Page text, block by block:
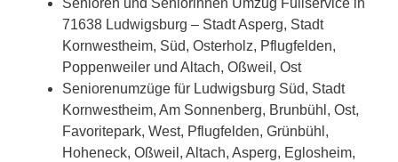
Senioren und Seniorinnen Umzug Fullservice in
71638 Ludwigsburg – Stadt Asperg, Stadt
Kornwestheim, Süd, Osterholz, Pflugfelden,
Poppenweiler und Altach, Oßweil, Ost
Seniorenumzüge für Ludwigsburg Süd, Stadt
Kornwestheim, Am Sonnenberg, Brunbühl, Ost,
Favoritepark, West, Pflugfelden, Grünbühl,
Hoheneck, Oßweil, Altach, Asperg, Eglosheim,